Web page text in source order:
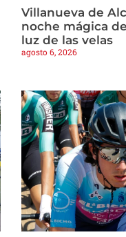
Villanueva de
noche mágica
luz de las velas
agosto 6, 2026